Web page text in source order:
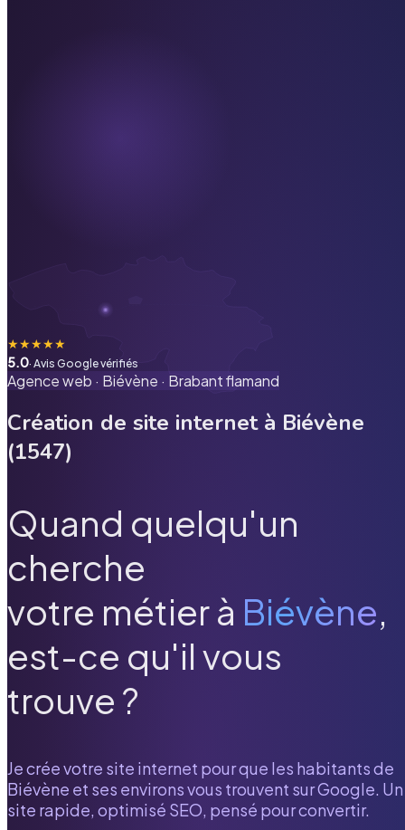
★★★★★
5.0· Avis Google vérifiés
Agence web · Biévène · Brabant flamand
Création de site internet à Biévène
(1547)
Quand quelqu'un
cherche
votre métier à Biévène,
est-ce qu'il vous
trouve ?
Je crée votre site internet pour que les habitants de
Biévène et ses environs vous trouvent sur Google. Un
site rapide, optimisé SEO, pensé pour convertir.